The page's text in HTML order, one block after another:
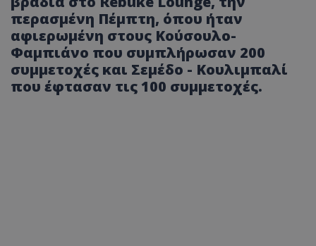
περασμένη Πέμπτη, όπου ήταν
αφιερωμένη στους Κούσουλο-
Φαμπιάνο που συμπλήρωσαν 200
συμμετοχές και Σεμέδο - Κουλιμπαλί
που έφτασαν τις 100 συμμετοχές.